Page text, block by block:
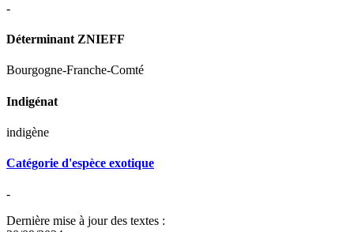
-
Déterminant ZNIEFF
Bourgogne-Franche-Comté
Indigénat
indigène
Catégorie d'espèce exotique
-
Dernière mise à jour des textes :